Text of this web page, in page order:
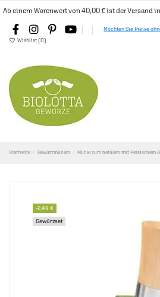
Ab einem Warenwert von 40,00 € ist der Versand
Möchten Sie Preise
Wishlist (0)
Startseite Gewürzmühlen Mühle zum befüllen mit Persischem
-2,49 €
Gewürzset